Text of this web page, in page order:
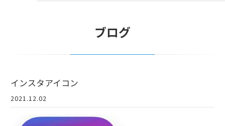
ブログ
インスタアイコン
2021.12.02